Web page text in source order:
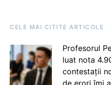
CELE MAI CITITE ARTICOLE
Profesorul
luat nota
contestații
de erori îmi